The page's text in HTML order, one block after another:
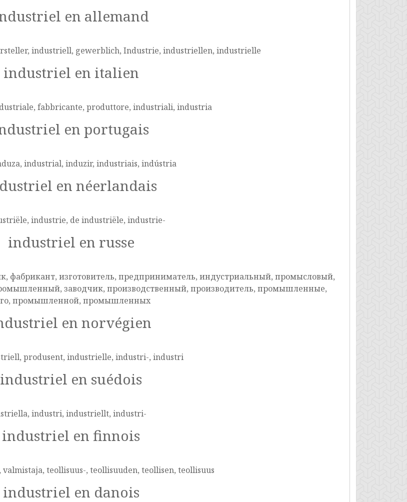
en allemand
industriell, gewerblich, Industrie, industriellen, industrielle
industriel en italien
fabbricante, produttore, industriali, industria
en portugais
industrial, induzir, industriais, indústria
en néerlandais
industrie, de industriële, industrie-
industriel en russe
фабрикант, изготовитель, предприниматель, индустриальный, промысловый,
заводчик, производственный, производитель, промышленные,
промышленной, промышленных
en norvégien
produsent, industrielle, industri-, industri
industriel en suédois
industri, industriellt, industri-
industriel en finnois
teollisuus-, teollisuuden, teollisen, teollisuus
industriel en danois